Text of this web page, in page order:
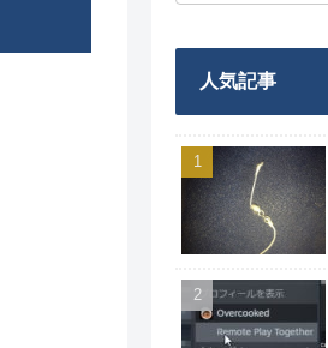
人気記事